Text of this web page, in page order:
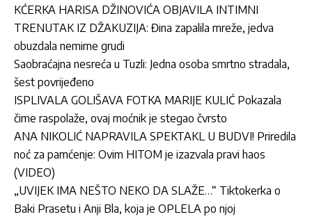
KĆERKA HARISA DŽINOVIĆA OBJAVILA INTIMNI
TRENUTAK IZ DŽAKUZIJA: Đina zapalila mreže, jedva
obuzdala nemirne grudi
Saobraćajna nesreća u Tuzli: Jedna osoba smrtno stradala,
šest povrijeđeno
ISPLIVALA GOLIŠAVA FOTKA MARIJE KULIĆ Pokazala
čime raspolaže, ovaj moćnik je stegao čvrsto
ANA NIKOLIĆ NAPRAVILA SPEKTAKL U BUDVI! Priredila
noć za pamćenje: Ovim HITOM je izazvala pravi haos
(VIDEO)
„UVIJEK IMA NEŠTO NEKO DA SLAŽE…“ Tiktokerka o
Baki Prasetu i Anji Bla, koja je OPLELA po njoj